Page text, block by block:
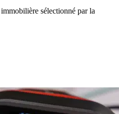
sélectionné par la